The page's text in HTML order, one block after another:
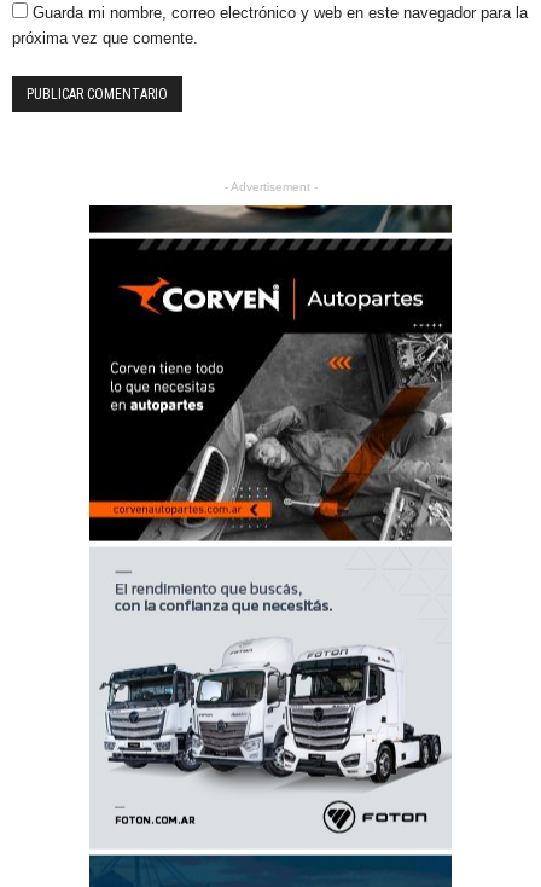
Guarda mi nombre, correo electrónico y web en este navegador para la
próxima vez que comente.
- Advertisement -